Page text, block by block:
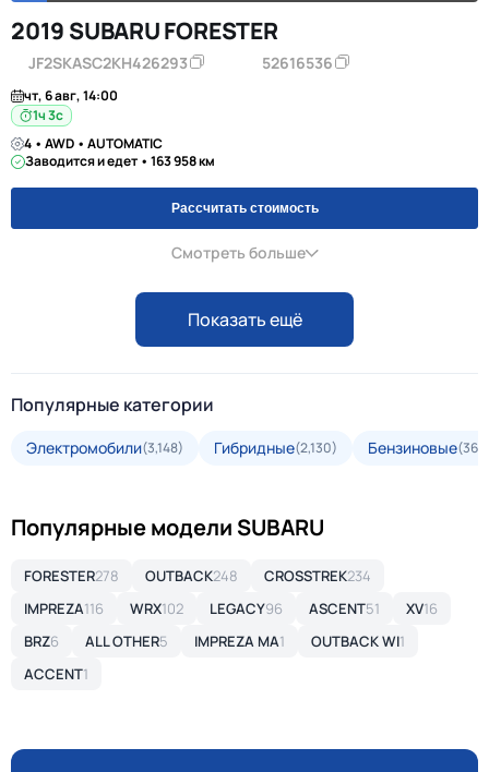
2019 SUBARU FORESTER
JF2SKASC2KH426293 52616536
чт, 6 авг, 14:00
1ч 2с
4 • AWD • AUTOMATIC
Заводится и едет • 163 958 км
Рассчитать стоимость
Смотреть больше
Показать ещё
Популярные категории
Электромобили(3,148) Гибридные(2,130) Бензиновые
Популярные модели SUBARU
FORESTER278 OUTBACK248 CROSSTREK234
IMPREZA116 WRX102 LEGACY96 ASCENT51 XV16
BRZ6 ALL OTHER5 IMPREZA MA1 OUTBACK WI1
ACCENT1